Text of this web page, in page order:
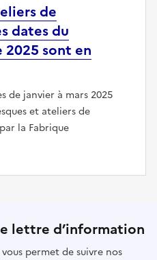
de
dates du
sont en
de janvier à mars 2025
et ateliers de
la Fabrique
lettre d’information
permet de suivre nos